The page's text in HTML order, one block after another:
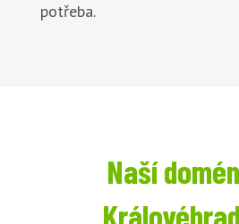
potřeba.
Naší